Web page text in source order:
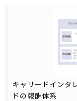
キャリードインタ
ドの報酬体系